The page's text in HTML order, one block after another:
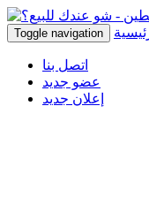
Toggle navigation
اتصل بنا
عضو جديد
إعلان جديد